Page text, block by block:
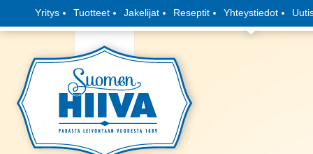
Yritys Tuotteet Jakelijat Reseptit Yhteystiedot